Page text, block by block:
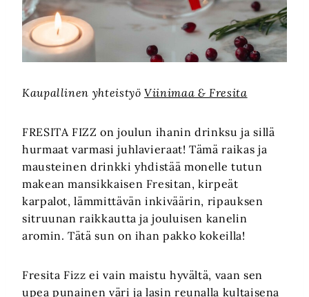
Kaupallinen yhteistyöViinimaa & Fresita
FRESITA FIZZ on joulun ihanin drinksu ja sillä
hurmaat varmasi juhlavieraat! Tämä raikas ja
mausteinen drinkki yhdistää monelle tutun
makean mansikkaisen Fresitan, kirpeät
karpalot, lämmittävän inkiväärin, ripauksen
sitruunan raikkautta ja jouluisen kanelin
aromin. Tätä sun on ihan pakko kokeilla!
Fresita Fizz ei vain maistu hyvältä, vaan sen
upea punainen väri ja lasin reunalla kultaisena